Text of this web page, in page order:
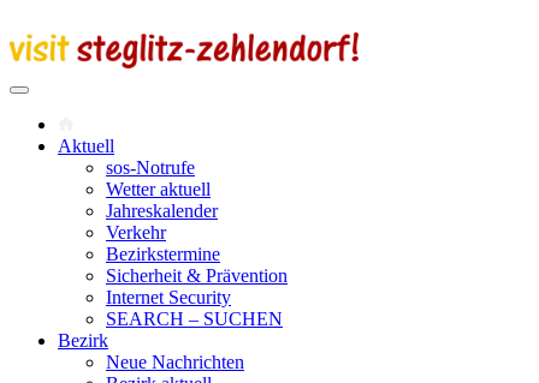
Aktuell
sos-Notrufe
Wetter aktuell
Jahreskalender
Verkehr
Bezirkstermine
Sicherheit & Prävention
Internet Security
SEARCH – SUCHEN
Bezirk
Neue Nachrichten